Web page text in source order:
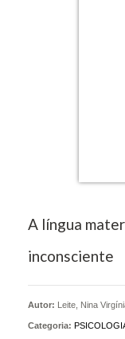
A língua
inconsciente
Autor: Leite, Nina
Categoria: